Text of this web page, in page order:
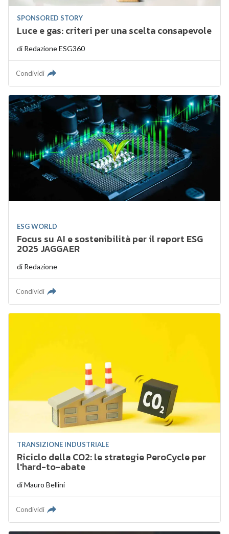
SPONSORED STORY
Luce e gas: criteri per una scelta consapevole
di Redazione ESG360
Condividi
ESG WORLD
Focus su AI e sostenibilità per il report ESG
2025 JAGGAER
di Redazione
Condividi
TRANSIZIONE INDUSTRIALE
Riciclo della CO2: le strategie PeroCycle per
l'hard-to-abate
diMauro Bellini
Condividi